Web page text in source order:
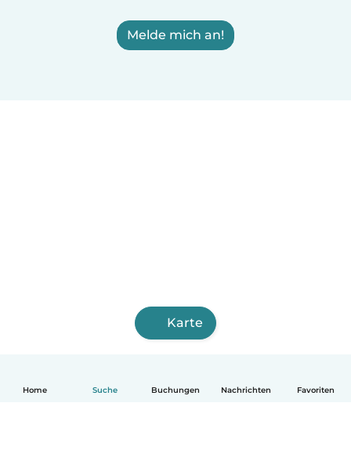
Home Suche Buchungen Nachrichten Favoriten
Melde mich an!
Karte